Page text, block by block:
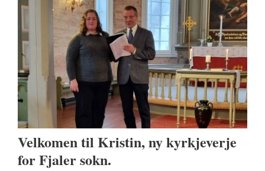
Velkomen til Kristin, ny kyrkjeverje
for Fjaler sokn.